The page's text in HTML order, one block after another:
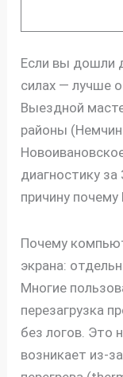
Если вы дошли
силах — лучше
Выездной
районы
диагностику
причину
Почему
экрана:
Многие
перезагрузка
без логов. Это
возникает из-